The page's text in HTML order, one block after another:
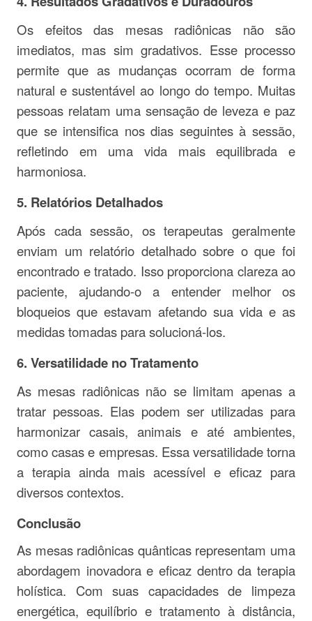
Os efeitos das mesas radiônicas não são
imediatos, mas sim gradativos. Esse processo
permite que as mudanças ocorram de forma
natural e sustentável ao longo do tempo. Muitas
pessoas relatam uma sensação de leveza e paz
que se intensifica nos dias seguintes à sessão,
refletindo em uma vida mais equilibrada e
harmoniosa.
5. Relatórios Detalhados
Após cada sessão, os terapeutas geralmente
enviam um relatório detalhado sobre o que foi
encontrado e tratado. Isso proporciona clareza ao
paciente, ajudando-o a entender melhor os
bloqueios que estavam afetando sua vida e as
medidas tomadas para solucioná-los.
6. Versatilidade no Tratamento
As mesas radiônicas não se limitam apenas a
tratar pessoas. Elas podem ser utilizadas para
harmonizar casais, animais e até ambientes,
como casas e empresas. Essa versatilidade torna
a terapia ainda mais acessível e eficaz para
diversos contextos.
Conclusão
As mesas radiônicas quânticas representam uma
abordagem inovadora e eficaz dentro da terapia
holística. Com suas capacidades de limpeza
energética, equilíbrio e tratamento à distância,